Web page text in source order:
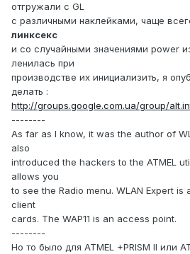
отгружали с GL
с различными наклейками, чаще
линксекс
и со случайными значениями power
ленилась при
производстве их инициализить, я
делать :
http://groups.google.com.ua/group/
--------
As far as I know, it was the author of
also
introduced the hackers to the ATMEL
allows you
to see the Radio menu. WLAN Expert is
client
cards. The WAP11 is an access point.
--------
Но то было для ATMEL +PRISM II или